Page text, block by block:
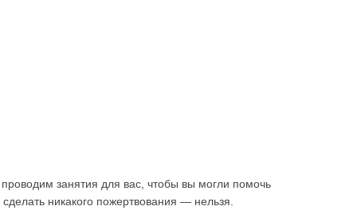
занятия для вас, чтобы вы могли помочь
никакого пожертвования — нельзя.